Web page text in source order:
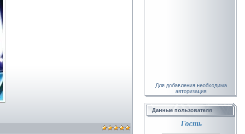
Для добавления необходима
авторизация
Данные пользователя
Гость